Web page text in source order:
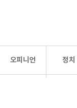
오피니언 정치